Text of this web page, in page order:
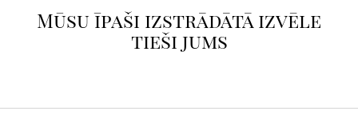
Mūsu īpaši izstrādātā izvēle
tieši jums